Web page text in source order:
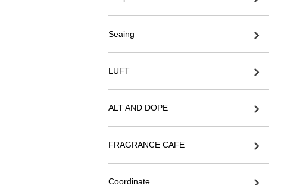
Seaing
LUFT
ALT AND DOPE
FRAGRANCE CAFE
Coordinate